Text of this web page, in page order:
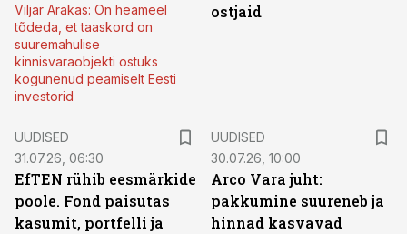
Viljar Arakas: On heameel
tõdeda, et taaskord on
suuremahulise
kinnisvaraobjekti ostuks
kogunenud peamiselt Eesti
investorid
ostjaid
UUDISED
31.07.26, 06:30
EfTEN rühib eesmärkide
poole. Fond paisutas
kasumit, portfelli ja
UUDISED
30.07.26, 10:00
Arco Vara juht:
pakkumine suureneb ja
hinnad kasvavad